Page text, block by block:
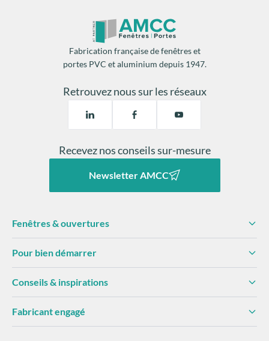
Fabrication française de fenêtres et
portes PVC et aluminium depuis 1947.
Retrouvez nous sur les réseaux
Recevez nos conseils sur-mesure
Newsletter AMCC
Fenêtres & ouvertures
Pour bien démarrer
Conseils & inspirations
Fabricant engagé